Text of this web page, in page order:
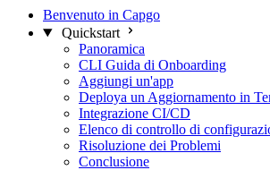
Benvenuto in Capgo
Quickstart
Panoramica
CLI Guida di Onboarding
Aggiungi un'app
Deploya un Aggiornamento in
Integrazione CI/CD
Elenco di controllo di
Risoluzione dei Problemi
Conclusione